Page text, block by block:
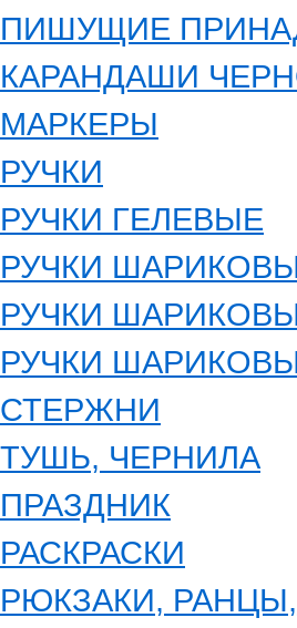
ПИШУЩИЕ
КАРАНДАШИ
МАРКЕРЫ
РУЧКИ
РУЧКИ ГЕЛЕВЫЕ
РУЧКИ
РУЧКИ
РУЧКИ
СТЕРЖНИ
ТУШЬ, ЧЕРНИЛА
ПРАЗДНИК
РАСКРАСКИ
РЮКЗАКИ,